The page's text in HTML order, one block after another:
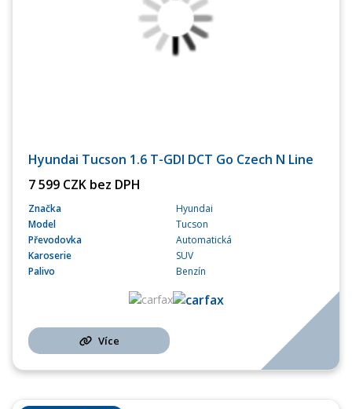
Hyundai Tucson 1.6 T-GDI DCT Go Czech N Line
7 599 CZK bez DPH
Značka
Hyundai
Model
Tucson
Převodovka
Automatická
Karoserie
SUV
Palivo
Benzín
Více